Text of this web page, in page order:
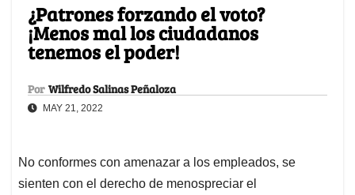
¿Patrones forzando el voto?
¡Menos mal los ciudadanos
tenemos el poder!
Por Wilfredo Salinas Peñaloza
MAY 21, 2022
No conformes con amenazar a los empleados, se
sienten con el derecho de menospreciar el